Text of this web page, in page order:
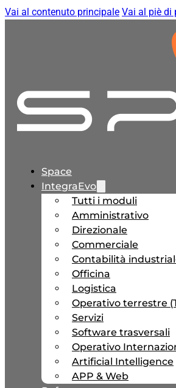
Vai al contenuto principale Vai al piè di
Space
IntegraEvo
Tutti i moduli
Amministrativo
Direzionale
Commerciale
Contabilità
Officina
Logistica
Operativo terrestre
Servizi
Software trasversali
Operativo
Artificial Intelligence
APP & Web